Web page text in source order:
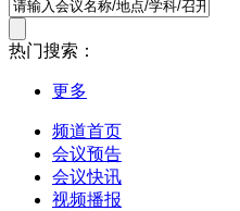
热门搜索：
更多
频道首页
会议预告
会议快讯
视频播报